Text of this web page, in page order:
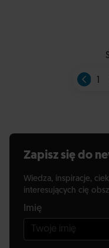
Zapisz się do
Wiedza, inspiracje,
interesujących cię
Imię